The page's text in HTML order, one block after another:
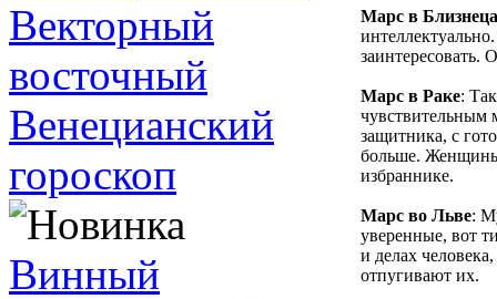
Векторный
восточный
Венецианский
гороскоп
Винный
Марс в
заинтересовать.
Марс в Раке:
чувствительным
защитника, с
больше. Женщины
избраннике.
Марс во Льве:
уверенные, вот
и делах
отпугивают их.